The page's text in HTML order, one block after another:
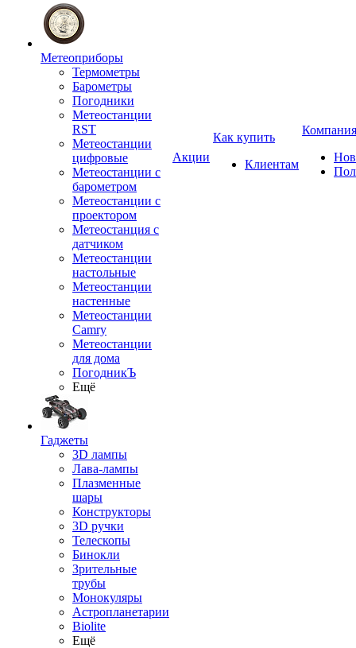
Метеоприборы
Термометры
Барометры
Погодники
Метеостанции
RST
Метеостанции
цифровые
Метеостанции с
барометром
Метеостанции с
проектором
Метеостанция с
датчиком
Метеостанции
настольные
Метеостанции
настенные
Метеостанции
Camry
Метеостанции
для дома
ПогодникЪ
Ещё
Гаджеты
3D лампы
Лава-лампы
Плазменные
шары
Конструкторы
3D ручки
Телескопы
Бинокли
Зрительные
трубы
Монокуляры
Астропланетарии
Biolite
Ещё
Акции
Как купить
Клиентам
Компания